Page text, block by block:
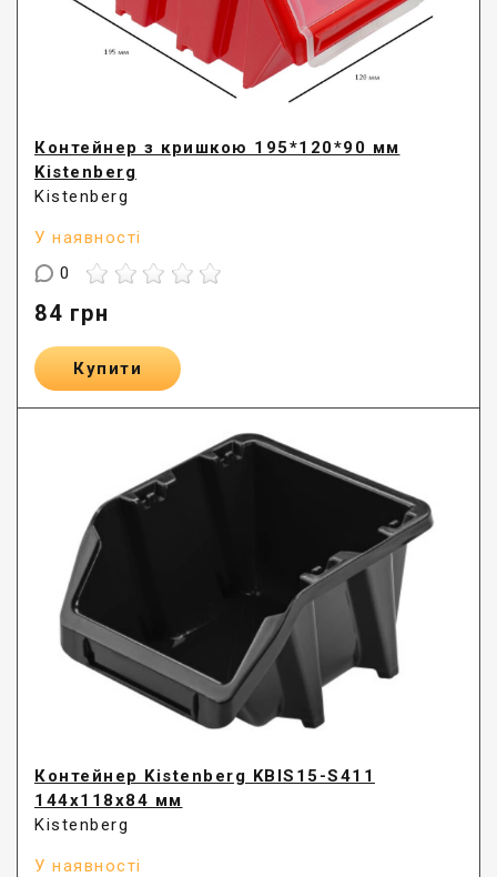
Контейнер з кришкою 195*120*90 мм
Kistenberg
Kistenberg
У наявності
0
84 грн
Купити
Контейнер Kistenberg KBIS15-S411
144х118х84 мм
Kistenberg
У наявності